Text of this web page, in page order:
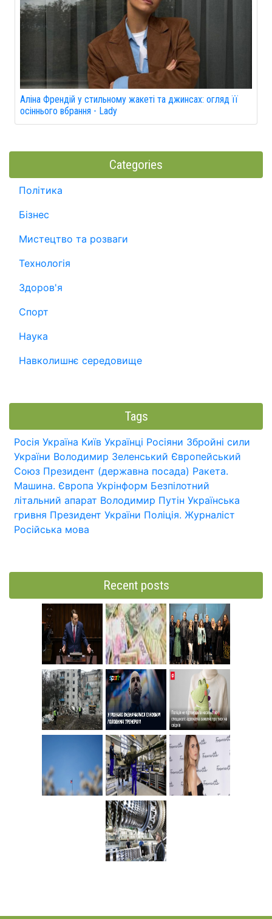
Аліна Френдій у стильному жакеті та джинсах: огляд її
осіннього вбрання - Lady
Categories
Політика
Бізнес
Мистецтво та розваги
Технологія
Здоров'я
Спорт
Наука
Навколишнє середовище
Tags
Росія Україна Київ Українці Росіяни Збройні сили
України Володимир Зеленський Європейський
Союз Президент (державна посада) Ракета.
Машина. Європа Укрінформ Безпілотний
літальний апарат Володимир Путін Українська
гривня Президент України Поліція. Журналіст
Російська мова
Recent posts